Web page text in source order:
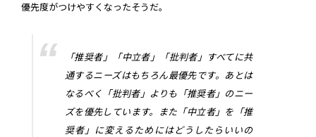
優先度がつけやすくなったそうだ。
「推奨者」「中立者」「批判者」すべてに共
通するニーズはもちろん最優先です。あとは
なるべく「批判者」よりも「推奨者」のニー
ズを優先しています。また「中立者」を「推
奨者」に変えるためにはどうしたらいいの